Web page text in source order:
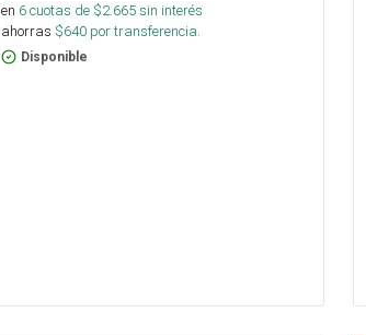
en 6cuotas de $2.665sin interés
ahorras $640por transferencia.
Disponible